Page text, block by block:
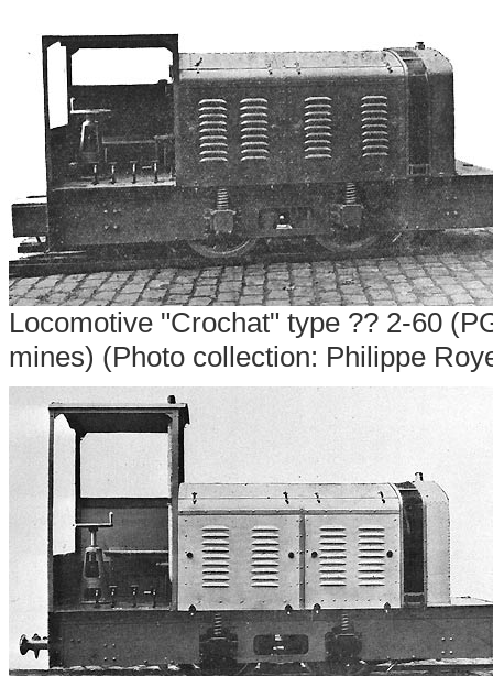
Locomotive "Crochat" type ?? 2-60
mines) (Photo collection: Philippe